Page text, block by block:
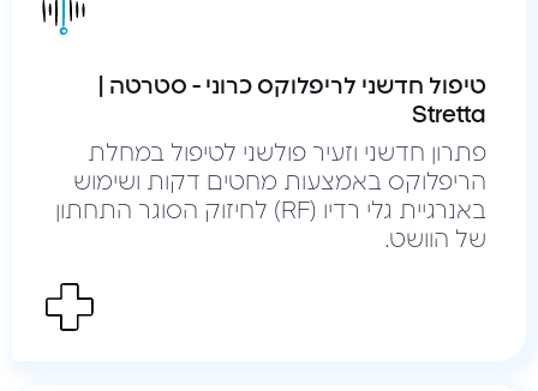
טיפול חדשני לריפלוקס כרוני - סטרטה |
Stretta
פתרון חדשני וזעיר פולשני לטיפול במחלת
הריפלוקס באמצעות מחטים דקות ושימוש
באנרגיית גלי רדיו (RF) לחיזוק הסוגר התחתון
של הוושט.